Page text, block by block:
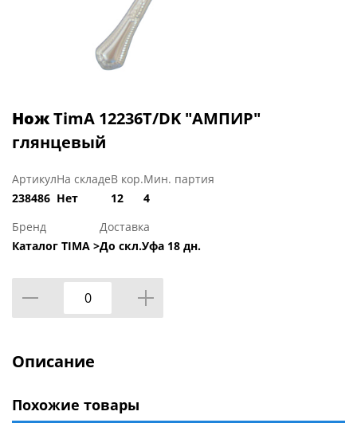
НожTimA 12236T/DK "АМПИР"
глянцевый
Артикул
238486
На складе
Нет
В кор.
12
Мин. партия
4
Бренд
Каталог TIMA >
Доставка
До скл.Уфа 18 дн.
Описание
Похожие товары